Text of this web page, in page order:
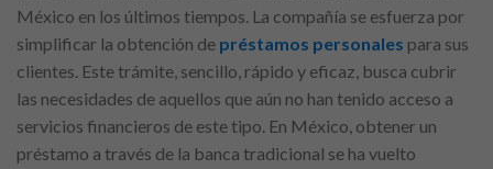
México en los últimos tiempos. La compañía se esfuerza por
simplificar la obtención de préstamos personales para sus
clientes. Este trámite, sencillo, rápido y eficaz, busca cubrir
las necesidades de aquellos que aún no han tenido acceso a
servicios financieros de este tipo. En México, obtener un
préstamo a través de la banca tradicional se ha vuelto